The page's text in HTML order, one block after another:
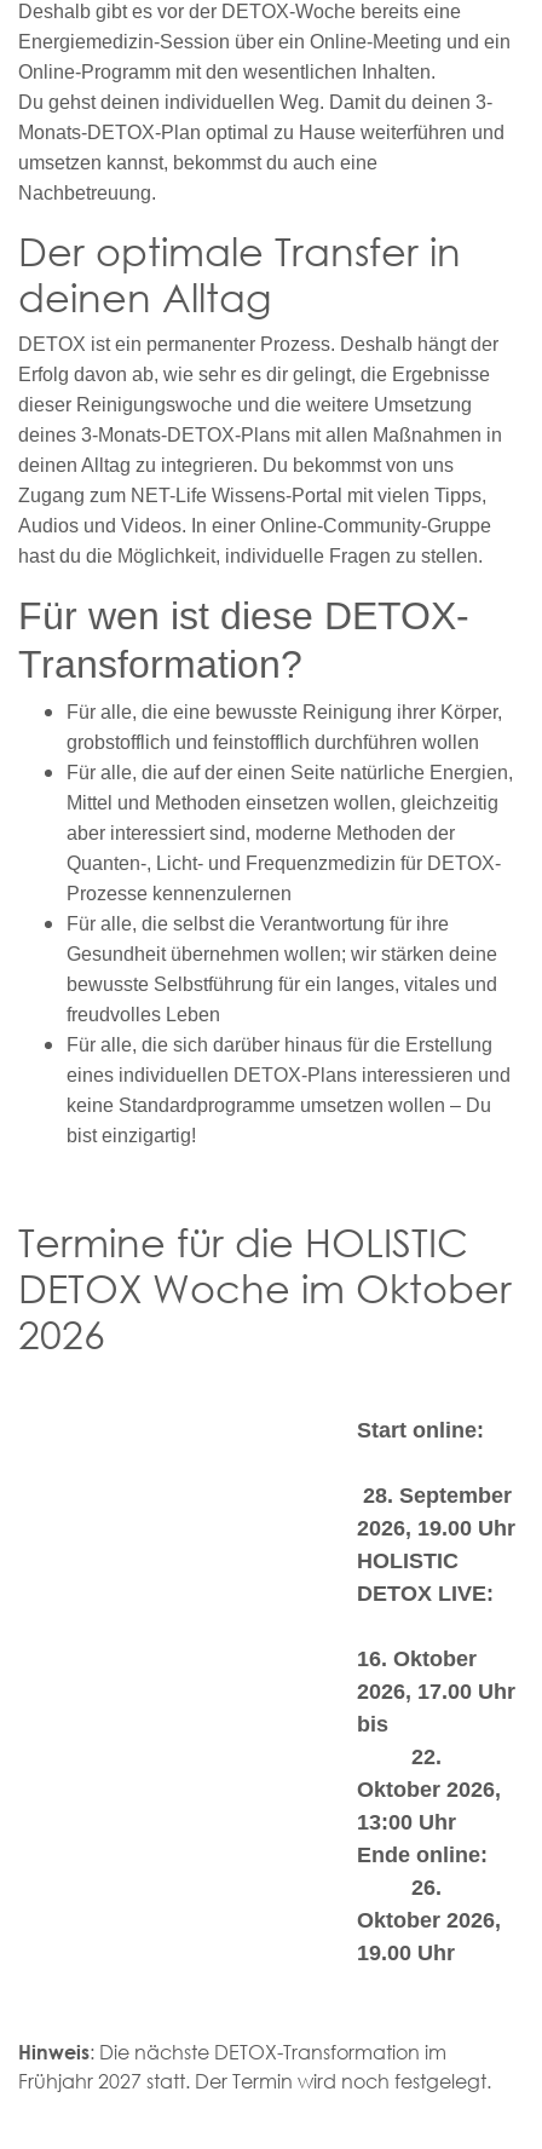
Deshalb gibt es vor der DETOX-Woche bereits eine
Energiemedizin-Session über ein Online-Meeting und ein
Online-Programm mit den wesentlichen Inhalten.
Du gehst deinen individuellen Weg. Damit du deinen 3-
Monats-DETOX-Plan optimal zu Hause weiterführen und
umsetzen kannst, bekommst du auch eine
Nachbetreuung.
Der optimale Transfer in
deinen Alltag
DETOX ist ein permanenter Prozess. Deshalb hängt der
Erfolg davon ab, wie sehr es dir gelingt, die Ergebnisse
dieser Reinigungswoche und die weitere Umsetzung
deines 3-Monats-DETOX-Plans mit allen Maßnahmen in
deinen Alltag zu integrieren. Du bekommst von uns
Zugang zum NET-Life Wissens-Portal mit vielen Tipps,
Audios und Videos. In einer Online-Community-Gruppe
hast du die Möglichkeit, individuelle Fragen zu stellen.
Für wen ist diese DETOX-
Transformation?
Für alle, die eine bewusste Reinigung ihrer Körper,
grobstofflich und feinstofflich durchführen wollen
Für alle, die auf der einen Seite natürliche Energien,
Mittel und Methoden einsetzen wollen, gleichzeitig
aber interessiert sind, moderne Methoden der
Quanten-, Licht- und Frequenzmedizin für DETOX-
Prozesse kennenzulernen
Für alle, die selbst die Verantwortung für ihre
Gesundheit übernehmen wollen; wir stärken deine
bewusste Selbstführung für ein langes, vitales und
freudvolles Leben
Für alle, die sich darüber hinaus für die Erstellung
eines individuellen DETOX-Plans interessieren und
keine Standardprogramme umsetzen wollen – Du
bist einzigartig!
Termine für die HOLISTIC
DETOX Woche im Oktober
2026
Start online:
28. September
2026, 19.00 Uhr
HOLISTIC
DETOX LIVE:
16. Oktober
2026, 17.00 Uhr
bis
22.
Oktober 2026,
13:00 Uhr
Ende online:
26.
Oktober 2026,
19.00 Uhr
Hinweis: Die nächste DETOX-Transformation im
Frühjahr 2027 statt. Der Termin wird noch festgelegt.